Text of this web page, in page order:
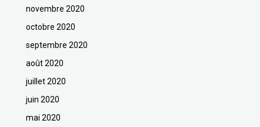
novembre 2020
octobre 2020
septembre 2020
août 2020
juillet 2020
juin 2020
mai 2020